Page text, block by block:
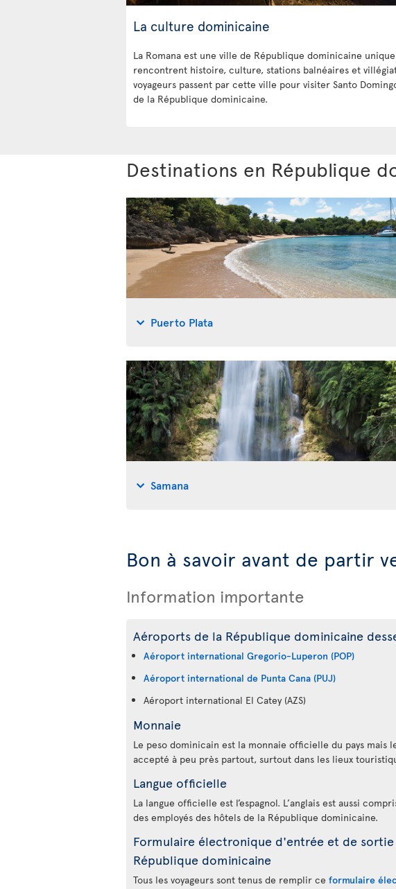
La culture dominicaine
La Romana est une ville de République dominicaine
rencontrent histoire, culture, stations balnéaires et
voyageurs passent par cette ville pour visiter Santo
de la République dominicaine.
Destinations en République
Puerto Plata
Samana
Bon à savoir avant de partir
Information importante
Aéroports de la République dominicaine
Aéroport international Gregorio-Luperon (POP)
Aéroport international de Punta Cana (PUJ)
Aéroport international El Catey (AZS)
Monnaie
Le peso dominicain est la monnaie officielle du pays mais
accepté à peu près partout, surtout dans les lieux
Langue officielle
La langue officielle est l’espagnol. L’anglais est aussi
des employés des hôtels de la République dominicaine.
Formulaire électronique d'entrée et de
République dominicaine
Tous les voyageurs sont tenus de remplir ce formulaire